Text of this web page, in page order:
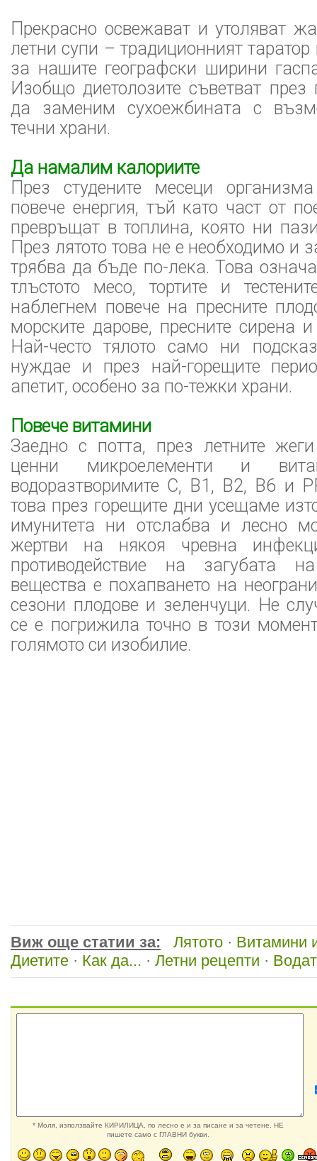
Прекрасно освежават и утоляват
летни супи – традиционният таратор
за нашите географски ширини
Изобщо диетолозите съветват през
да заменим сухоежбината с
течни храни.
Да намалим калориите
През студените месеци
повече енергия, тъй като част от
превръщат в топлина, която ни
През лятото това не е необходимо и
трябва да бъде по-лека. Това
тлъстото месо, тортите и
наблегнем повече на пресните
морските дарове, пресните сирена
Най-често тялото само ни
нуждае и през най-горещите
апетит, особено за по-тежки храни.
Повече витамини
Заедно с потта, през летните
ценни микроелементи и
водоразтворимите С, B1, В2, B6 и
това през горещите дни усещаме
имунитета ни отслабва и лесно
жертви на някоя чревна
противодействие на загубата
вещества е похапването на
сезони плодове и зеленчуци. Не
се е погрижила точно в този
голямото си изобилие.
Виж още статии за: Лятото · Витамини
Диетите · Как да... · Летни рецепти ·
* Моля, използвайте КИРИЛИЦА, по лесно е и за писане и за четене. НЕ
пишете само с ГЛАВНИ букви.